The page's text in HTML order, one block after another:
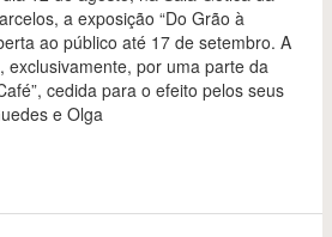
a exposição “Do Grão à
ao público até 17 de setembro. A
exclusivamente, por uma parte da
cedida para o efeito pelos seus
e Olga